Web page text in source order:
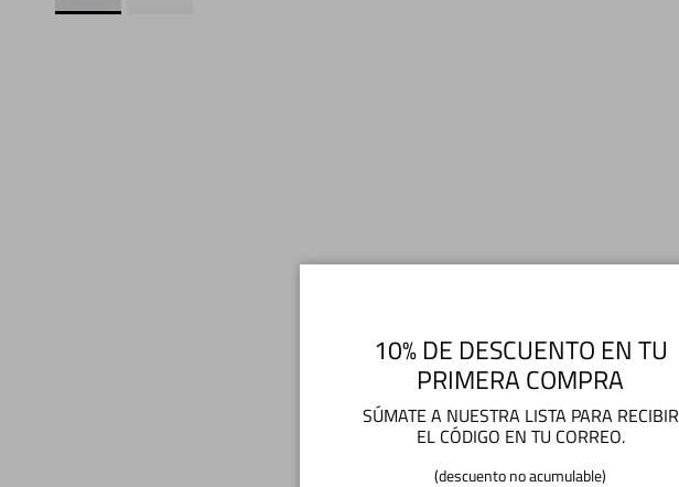
10% DE DESCUENTO EN TU
PRIMERA COMPRA
SÚMATE A NUESTRA LISTA PARA RECIBIR
EL CÓDIGO EN TU CORREO.
(descuento no acumulable)